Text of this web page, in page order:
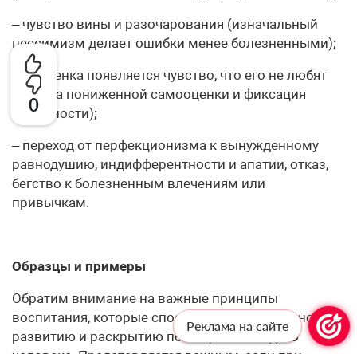
0
– чувство вины и разочарования (изначальный
пессимизм делает ошибки менее болезненными);
– у ребенка появляется чувство, что его не любят
(основа пониженной самооценки и фиксация
виновности);
– переход от перфекционизма к вынужденному
равнодушию, индифферентности и апатии, отказ,
бегство к болезненным влечениям или
привычкам.
Образцы и примеры
Обратим внимание на важные принципы
воспитания, которые способствуют личностному
развитию и раскрытию потенциала каждого
Реклама на сайте